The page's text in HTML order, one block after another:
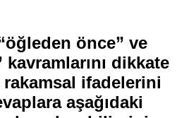
önce” ve
dikkate
ifadelerini
aşağıdaki